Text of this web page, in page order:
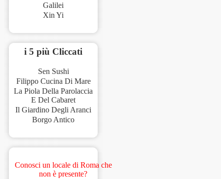
Galilei
Xin Yi
i 5 più Cliccati
Sen Sushi
Filippo Cucina Di Mare
La Piola Della Parolaccia
E Del Cabaret
Il Giardino Degli Aranci
Borgo Antico
Conosci un locale di Roma che
non è presente?